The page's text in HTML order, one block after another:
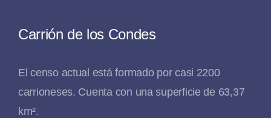
Carrión de los Condes
El censo actual está formado por casi 2200
carrioneses. Cuenta con una superficie de 63,37
km².